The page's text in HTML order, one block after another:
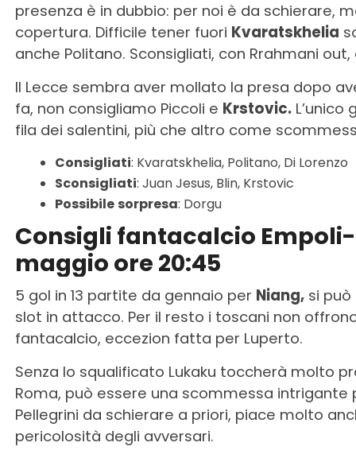
presenza è in dubbio: per noi è da schierare,
copertura. Difficile tener fuori Kvaratskhelia
anche Politano. Sconsigliati, con Rrahmani
Il Lecce sembra aver mollato la presa dopo
fa, non consigliamo Piccoli e Krstovic.
fila dei salentini, più che altro come
Consigliati: Kvaratskhelia, Politano, Di Lorenzo
Sconsigliati: Juan Jesus, Blin, Krstovic
Possibile sorpresa: Dorgu
Consigli fantacalcio
maggio ore 20:45
5 gol in 13 partite da gennaio per Niang,si può
slot in attacco. Per il resto i toscani non
fantacalcio, eccezion fatta per Luperto.
Senza lo squalificato Lukaku toccherà molto
Roma, può essere una scommessa intrigante
Pellegrini da schierare a priori, piace molto
pericolosità degli avversari.